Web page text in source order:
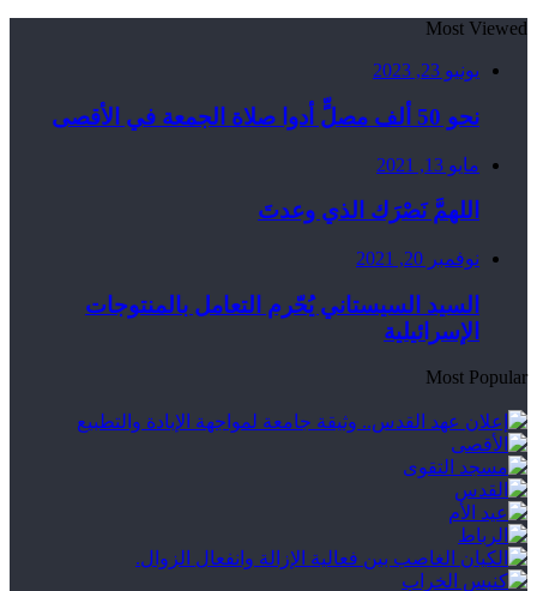
Most Viewed
يونيو 23, 2023
نحو 50 ألف مصلٍّ أدوا صلاة الجمعة في الأقصى
مايو 13, 2021
اللهمَّ نَصْرَك الذي وعدتَ
نوفمبر 20, 2021
السيد السيستاني يُحّرم التعامل بالمنتوجات
الإسرائيلية
Most Popular